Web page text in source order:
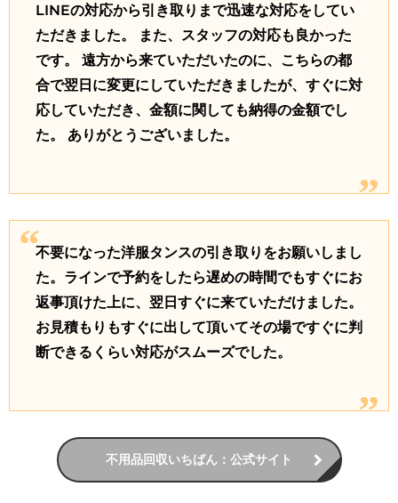
LINEの対応から引き取りまで迅速な対応をしてい
ただきました。 また、スタッフの対応も良かった
です。 遠方から来ていただいたのに、こちらの都
合で翌日に変更にしていただきましたが、すぐに対
応していただき、金額に関しても納得の金額でし
た。 ありがとうございました。
不要になった洋服タンスの引き取りをお願いしまし
た。ラインで予約をしたら遅めの時間でもすぐにお
返事頂けた上に、翌日すぐに来ていただけました。
お見積もりもすぐに出して頂いてその場ですぐに判
断できるくらい対応がスムーズでした。
不用品回収いちばん：公式サイト